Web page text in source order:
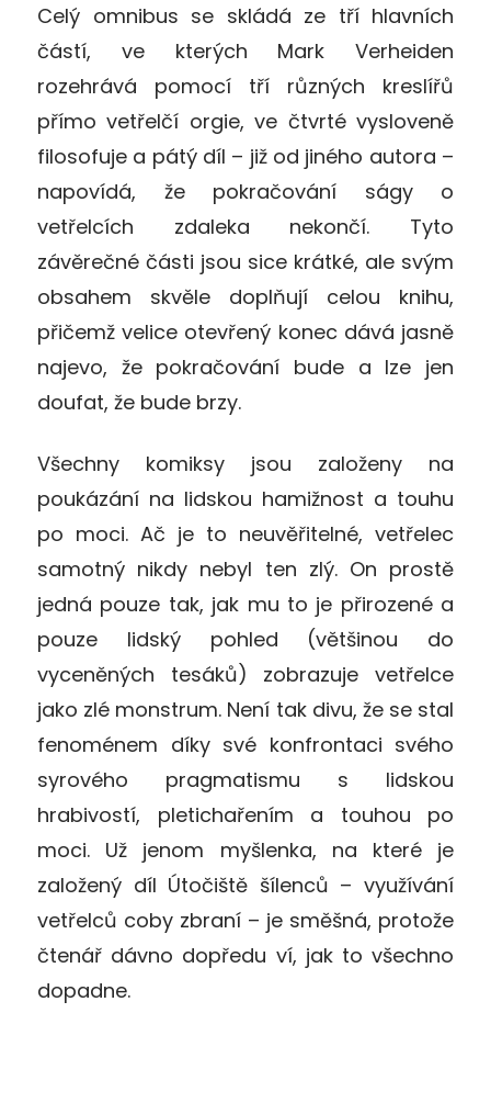
Celý omnibus se skládá ze tří hlavních
částí, ve kterých Mark Verheiden
rozehrává pomocí tří různých kreslířů
přímo vetřelčí orgie, ve čtvrté vysloveně
filosofuje a pátý díl – již od jiného autora –
napovídá, že pokračování ságy o
vetřelcích zdaleka nekončí. Tyto
závěrečné části jsou sice krátké, ale svým
obsahem skvěle doplňují celou knihu,
přičemž velice otevřený konec dává jasně
najevo, že pokračování bude a lze jen
doufat, že bude brzy.
Všechny komiksy jsou založeny na
poukázání na lidskou hamižnost a touhu
po moci. Ač je to neuvěřitelné, vetřelec
samotný nikdy nebyl ten zlý. On prostě
jedná pouze tak, jak mu to je přirozené a
pouze lidský pohled (většinou do
vyceněných tesáků) zobrazuje vetřelce
jako zlé monstrum. Není tak divu, že se stal
fenoménem díky své konfrontaci svého
syrového pragmatismu s lidskou
hrabivostí, pletichařením a touhou po
moci. Už jenom myšlenka, na které je
založený díl Útočiště šílenců – využívání
vetřelců coby zbraní – je směšná, protože
čtenář dávno dopředu ví, jak to všechno
dopadne.